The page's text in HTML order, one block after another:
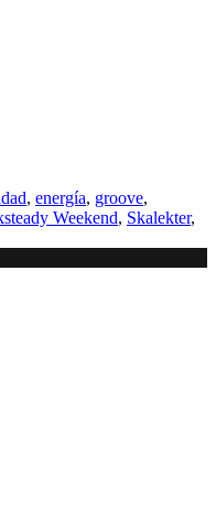
, energía, groove,
Weekend, Skalekter,